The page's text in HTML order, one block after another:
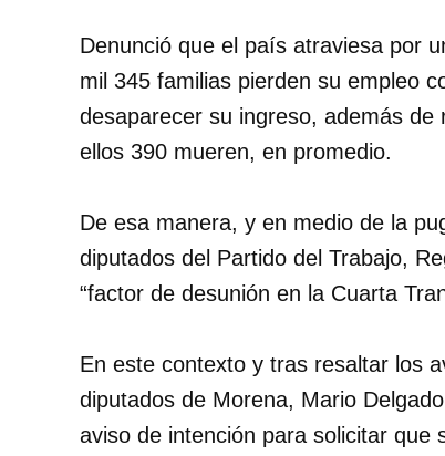
Denunció que el país atraviesa por
mil 345 familias pierden su empleo
desaparecer su ingreso, además
ellos 390 mueren, en promedio.
De esa manera, y en medio de la
diputados del Partido del Trabajo,
“factor de desunión en la Cuarta
En este contexto y tras resaltar los
diputados de Morena, Mario
aviso de intención para solicitar que